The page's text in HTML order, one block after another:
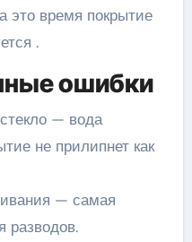
это время покрытие
.
ошибки
— вода
не прилипнет как
— самая
разводов.